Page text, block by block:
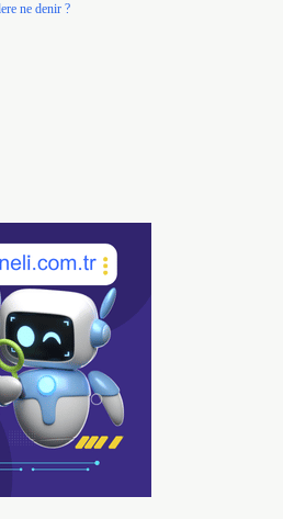
ne denir ?